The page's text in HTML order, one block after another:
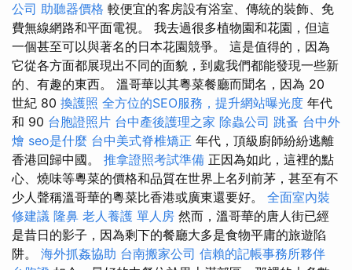
公司 助聽器價格 較便宜的客房設有浴室、傳統的裝飾、免
費無線網路和平面電視。 我去過很多植物園和花園，但這
一個甚至可以與著名的日本花園競爭。 這是值得的，因為
它從各方面都展現出不同的面貌，到處我們都能發現一些新
的、有趣的東西。 溫哥華以其粵菜餐廳而聞名，因為 20
世紀 80 換護照 全方位的SEO服務，提升網站曝光度 年代
和 90 台胞證照片 台中產後護理之家 除蟲公司 跳蚤 台中外
燴 seo是什麼 台中美式脊椎矯正 年代，頂級廚師紛紛逃離
香港回歸中國。 推拿證照考試準備 正因為如此，這裡的點
心、燒味等粵菜的價格和品質在世界上名列前茅，甚至有不
少人聲稱溫哥華的粵菜比香港或廣東還要好。 全面室內裝
修建議 隆鼻 老人養護 單人房 然而，溫哥華的唐人街已經
是昔日的影子，因為剩下的餐廳大多是食物平庸的旅遊陷
阱。 海外抓姦協助 台南搬家公司 信賴的記帳事務所夥伴